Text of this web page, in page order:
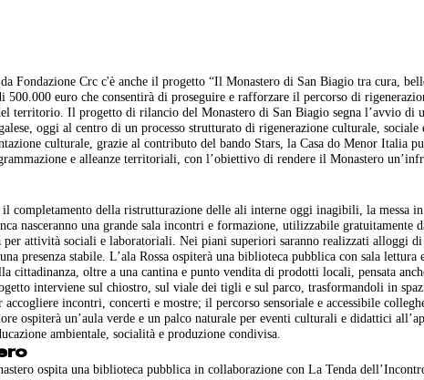
Fondazione Crc c'è anche il progetto “Il Monastero di San Biagio tra cura,
euro che consentirà di proseguire e rafforzare il percorso di
territorio. Il progetto di rilancio del Monastero di San Biagio segna l’avvio di
oggi al centro di un processo strutturato di rigenerazione culturale, sociale
culturale, grazie al contributo del bando Stars, la Casa do Menor Italia
e alleanze territoriali, con l’obiettivo di rendere il Monastero
completamento della ristrutturazione delle ali interne oggi inagibili, la messa in
nasceranno una grande sala incontri e formazione, utilizzabile gratuitamente
per attività sociali e laboratoriali. Nei piani superiori saranno realizzati alloggi
presenza stabile. L’ala Rossa ospiterà una biblioteca pubblica con sala
cittadinanza, oltre a una cantina e punto vendita di prodotti locali, pensata
interviene sul chiostro, sul viale dei tigli e sul parco, trasformandoli in
accogliere incontri, concerti e mostre; il percorso sensoriale e accessibile
ospiterà un’aula verde e un palco naturale per eventi culturali e didattici
ambientale, socialità e produzione condivisa.
ospita una biblioteca pubblica in collaborazione con La Tenda